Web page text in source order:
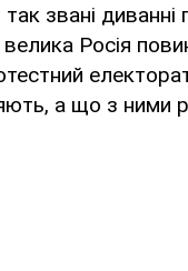
звані диванні
Росія
а що з ними